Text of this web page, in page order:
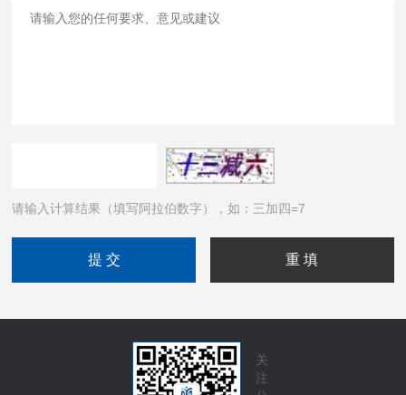
请输入计算结果（填写阿拉伯数字），如：三加四=7
关
注